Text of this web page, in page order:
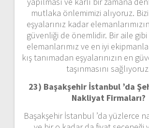
mutlaka önlemimizi alıyoruz.
eşyalarınız kadar
güvenliği de önemlidir. Bir aile
elemanlarımız ve en iyi
kış tanımadan eşyalarınızın en
taşınmasını
23) Başakşehir İstanbul ’da
Nakliyat Firmaları?
Başakşehir İstanbul ’da yüzlerce